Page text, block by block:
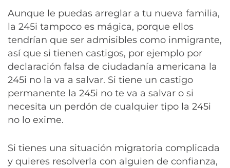
Aunque le puedas arreglar a tu nueva familia,
la 245i tampoco es mágica, porque ellos
tendrían que ser admisibles como inmigrante,
así que si tienen castigos, por ejemplo por
declaración falsa de ciudadanía americana la
245i no la va a salvar. Si tiene un castigo
permanente la 245i no te va a salvar o si
necesita un perdón de cualquier tipo la 245i
no lo exime.
Si tienes una situación migratoria complicada
y quieres resolverla con alguien de confianza,